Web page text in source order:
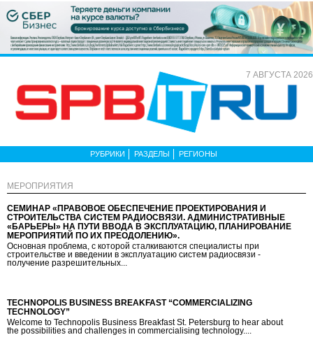
7 АВГУСТА 2026
РУБРИКИ РАЗДЕЛЫ РЕГИОНЫ
МЕРОПРИЯТИЯ
СЕМИНАР «ПРАВОВОЕ ОБЕСПЕЧЕНИЕ ПРОЕКТИРОВАНИЯ И
СТРОИТЕЛЬСТВА СИСТЕМ РАДИОСВЯЗИ. АДМИНИСТРАТИВНЫЕ
«БАРЬЕРЫ» НА ПУТИ ВВОДА В ЭКСПЛУАТАЦИЮ, ПЛАНИРОВАНИЕ
МЕРОПРИЯТИЙ ПО ИХ ПРЕОДОЛЕНИЮ».
Основная проблема, с которой сталкиваются специалисты при
строительстве и введении в эксплуатацию систем радиосвязи -
получение разрешительных...
TECHNOPOLIS BUSINESS BREAKFAST “COMMERCIALIZING
TECHNOLOGY”
Welcome to Technopolis Business Breakfast St. Petersburg to hear about
the possibilities and challenges in commercialising technology....